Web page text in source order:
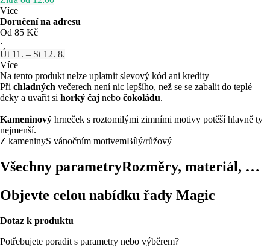
Více
Doručení na adresu
Od 85 Kč
·
Út 11. – St 12. 8.
Více
Na tento produkt nelze uplatnit slevový kód ani kredity
Při chladných večerech není nic lepšího, než se se zabalit do teplé
deky a uvařit si horký čaj nebo čokoládu.
Kameninový hrneček s roztomilými zimními motivy potěší hlavně ty
nejmenší.
Z kameninyS vánočním motivemBílý/růžový
Všechny parametryRozměry, materiál, …
Objevte celou nabídku řady Magic
Dotaz k produktu
Potřebujete poradit s parametry nebo výběrem?